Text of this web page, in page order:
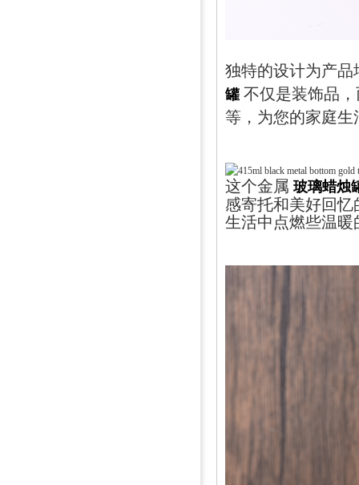
独特的设计为产
罐 不仅是装饰品
等，为您的家庭生
这个金属 玻璃蜡烛
感寄托和美好回
生活中点燃些温暖